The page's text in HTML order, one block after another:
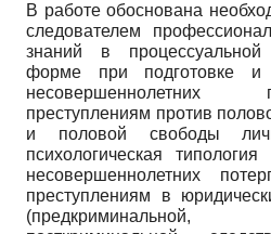
В работе обоснована
следователем
знаний в
форме при подготовке и
преступлениям против
и половой свободы
психологическая
несовершеннолетних
преступлениям в